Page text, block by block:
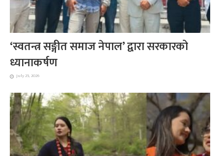
‘स्वतन्त्र सङ्गीत समाज नेपाल’ द्वारा सरकारको
ध्यानाकर्षण
July 25, 2026